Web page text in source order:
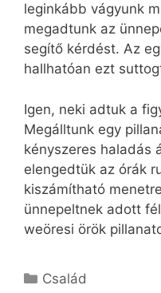
leginkább vágyunk
megadtunk az
segítő kérdést. Az
hallhatóan ezt
Igen, neki adtuk a
Megálltunk egy
kényszeres haladás
elengedtük az órák
kiszámítható
ünnepeltnek adott
weöresi örök
Kategória
Család